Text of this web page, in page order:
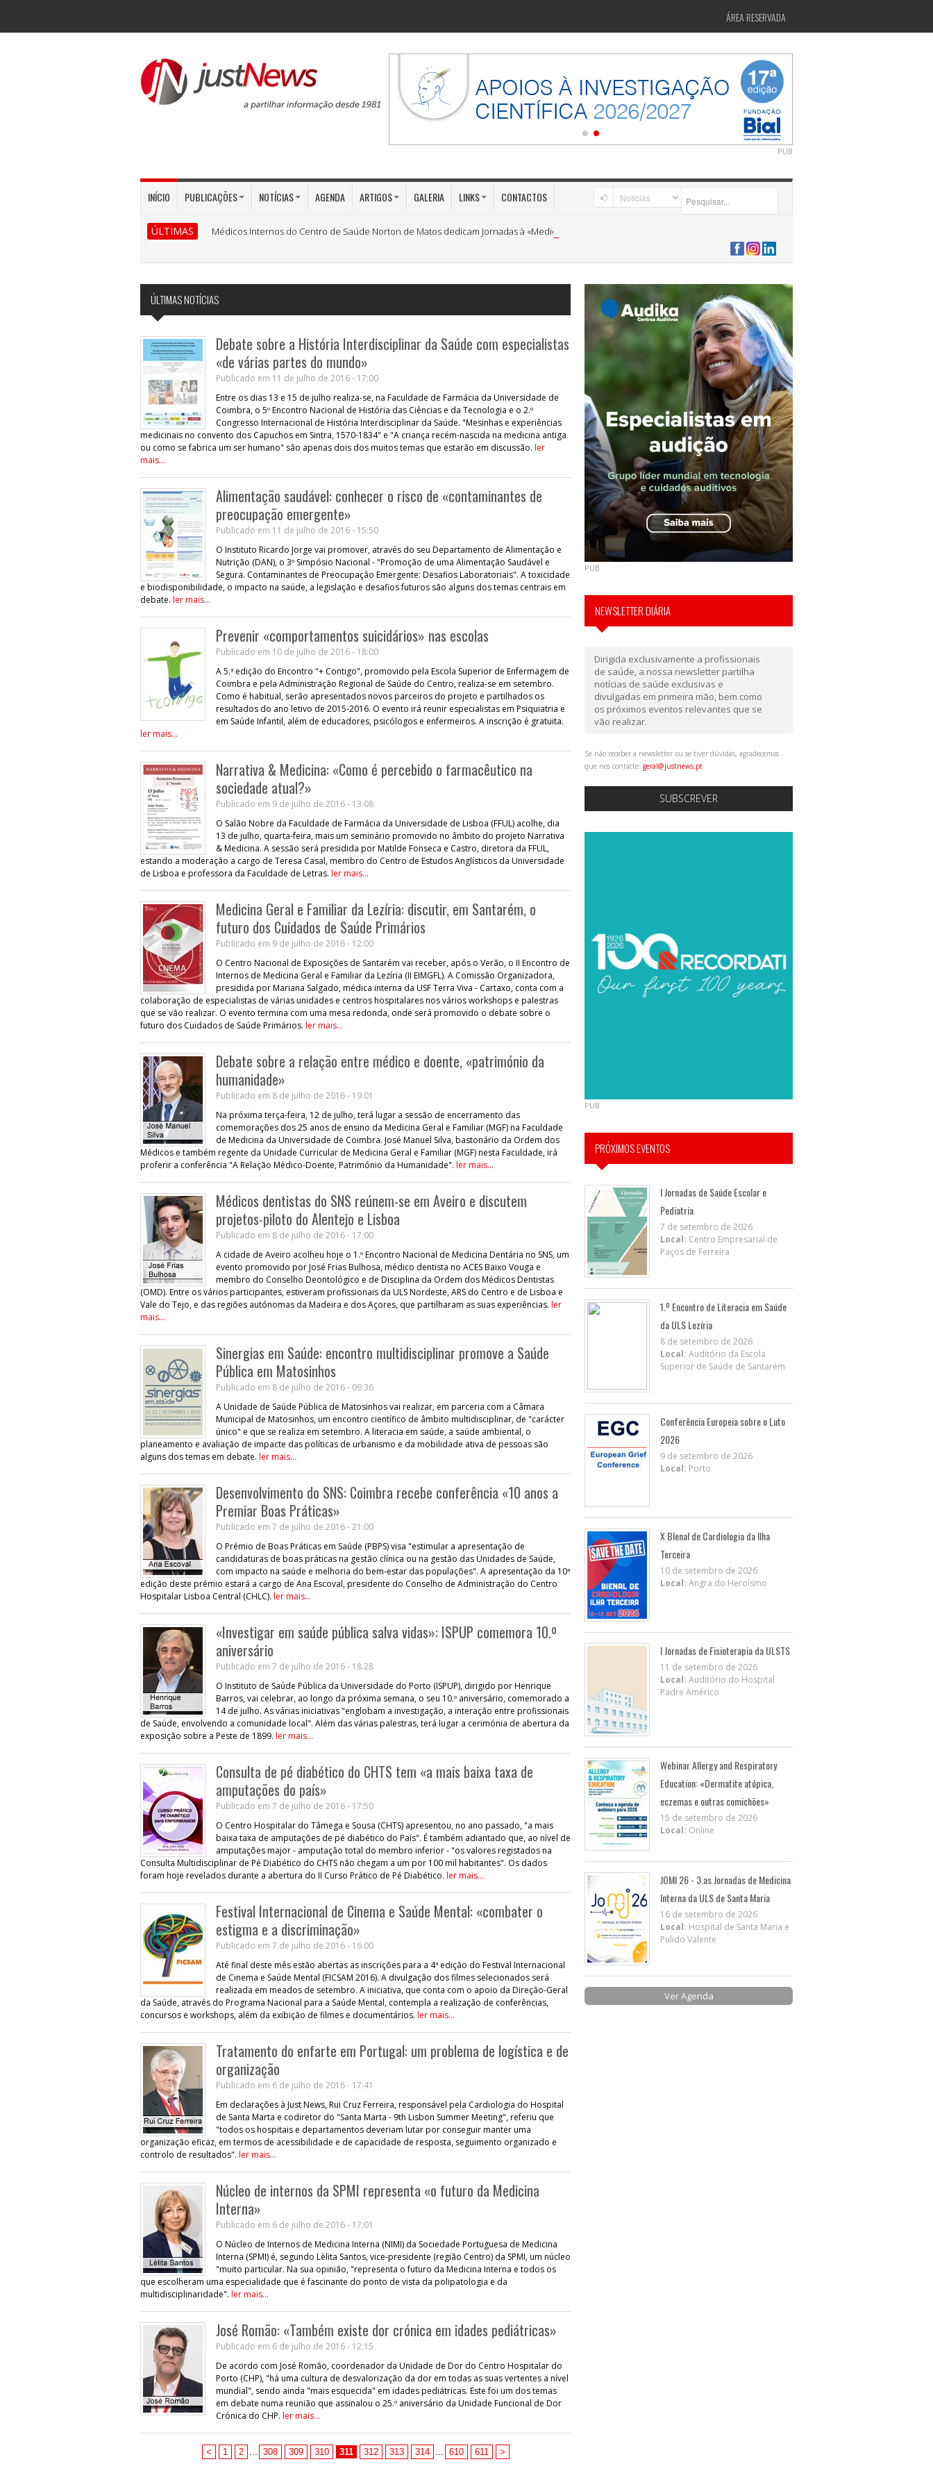
ÁREA RESERVADA
PUB
INÍCIO PUBLICAÇÕES NOTÍCIAS AGENDA ARTIGOS GALERIA LINKS CONTACTOS
ÚLTIMAS Médicos Internos do Centro de Saúde Norton de Matos dedicam Jornadas à «Medicina Preventiva»
ÚLTIMAS NOTÍCIAS
Debate sobre a História Interdisciplinar da Saúde com especialistas
«de várias partes do mundo»
Publicado em 11 de julho de 2016 - 17:00
Entre os dias 13 e 15 de julho realiza-se, na Faculdade de Farmácia da Universidade de
Coimbra, o 5º Encontro Nacional de História das Ciências e da Tecnologia e o 2.º
Congresso Internacional de História Interdisciplinar da Saúde. "Mesinhas e experiências
medicinais no convento dos Capuchos em Sintra, 1570-1834" e "A criança recém-nascida na medicina antiga
ou como se fabrica um ser humano" são apenas dois dos muitos temas que estarão em discussão. ler
mais...
Alimentação saudável: conhecer o risco de «contaminantes de
preocupação emergente»
Publicado em 11 de julho de 2016 - 15:50
O Instituto Ricardo Jorge vai promover, através do seu Departamento de Alimentação e
Nutrição (DAN), o 3º Simpósio Nacional - "Promoção de uma Alimentação Saudável e
Segura. Contaminantes de Preocupação Emergente: Desafios Laboratoriais". A toxicidade
e biodisponibilidade, o impacto na saúde, a legislação e desafios futuros são alguns dos temas centrais em
debate. ler mais...
Prevenir «comportamentos suicidários» nas escolas
Publicado em 10 de julho de 2016 - 18:00
A 5.ª edição do Encontro "+ Contigo", promovido pela Escola Superior de Enfermagem de
Coimbra e pela Administração Regional de Saúde do Centro, realiza-se em setembro.
Como é habitual, serão apresentados novos parceiros do projeto e partilhados os
resultados do ano letivo de 2015-2016. O evento irá reunir especialistas em Psiquiatria e
em Saúde Infantil, além de educadores, psicólogos e enfermeiros. A inscrição é gratuita.
ler mais...
Narrativa & Medicina: «Como é percebido o farmacêutico na
sociedade atual?»
Publicado em 9 de julho de 2016 - 13:08
O Salão Nobre da Faculdade de Farmácia da Universidade de Lisboa (FFUL) acolhe, dia
13 de julho, quarta-feira, mais um seminário promovido no âmbito do projeto Narrativa
& Medicina. A sessão será presidida por Matilde Fonseca e Castro, diretora da FFUL,
estando a moderação a cargo de Teresa Casal, membro do Centro de Estudos Anglísticos da Universidade
de Lisboa e professora da Faculdade de Letras. ler mais...
Medicina Geral e Familiar da Lezíria: discutir, em Santarém, o
futuro dos Cuidados de Saúde Primários
Publicado em 9 de julho de 2016 - 12:00
O Centro Nacional de Exposições de Santarém vai receber, após o Verão, o II Encontro de
Internos de Medicina Geral e Familiar da Lezíria (II EIMGFL). A Comissão Organizadora,
presidida por Mariana Salgado, médica interna da USF Terra Viva - Cartaxo, conta com a
colaboração de especialistas de várias unidades e centros hospitalares nos vários workshops e palestras
que se vão realizar. O evento termina com uma mesa redonda, onde será promovido o debate sobre o
futuro dos Cuidados de Saúde Primários. ler mais...
Debate sobre a relação entre médico e doente, «património da
humanidade»
Publicado em 8 de julho de 2016 - 19:01
Na próxima terça-feira, 12 de julho, terá lugar a sessão de encerramento das
comemorações dos 25 anos de ensino da Medicina Geral e Familiar (MGF) na Faculdade
de Medicina da Universidade de Coimbra. José Manuel Silva, bastonário da Ordem dos
Médicos e também regente da Unidade Curricular de Medicina Geral e Familiar (MGF) nesta Faculdade, irá
proferir a conferência "A Relação Médico-Doente, Património da Humanidade". ler mais...
Médicos dentistas do SNS reúnem-se em Aveiro e discutem
projetos-piloto do Alentejo e Lisboa
Publicado em 8 de julho de 2016 - 17:00
A cidade de Aveiro acolheu hoje o 1.º Encontro Nacional de Medicina Dentária no SNS, um
evento promovido por José Frias Bulhosa, médico dentista no ACES Baixo Vouga e
membro do Conselho Deontológico e de Disciplina da Ordem dos Médicos Dentistas
(OMD). Entre os vários participantes, estiveram profissionais da ULS Nordeste, ARS do Centro e de Lisboa e
Vale do Tejo, e das regiões autónomas da Madeira e dos Açores, que partilharam as suas experiências. ler
mais...
Sinergias em Saúde: encontro multidisciplinar promove a Saúde
Pública em Matosinhos
Publicado em 8 de julho de 2016 - 09:36
A Unidade de Saúde Pública de Matosinhos vai realizar, em parceria com a Câmara
Municipal de Matosinhos, um encontro científico de âmbito multidisciplinar, de "carácter
único" e que se realiza em setembro. A literacia em saúde, a saúde ambiental, o
planeamento e avaliação de impacte das políticas de urbanismo e da mobilidade ativa de pessoas são
alguns dos temas em debate. ler mais...
Desenvolvimento do SNS: Coimbra recebe conferência «10 anos a
Premiar Boas Práticas»
Publicado em 7 de julho de 2016 - 21:00
O Prémio de Boas Práticas em Saúde (PBPS) visa "estimular a apresentação de
candidaturas de boas práticas na gestão clínica ou na gestão das Unidades de Saúde,
com impacto na saúde e melhoria do bem-estar das populações". A apresentação da 10ª
edição deste prémio estará a cargo de Ana Escoval, presidente do Conselho de Administração do Centro
Hospitalar Lisboa Central (CHLC). ler mais...
«Investigar em saúde pública salva vidas»: ISPUP comemora 10.º
aniversário
Publicado em 7 de julho de 2016 - 18:28
O Instituto de Saúde Pública da Universidade do Porto (ISPUP), dirigido por Henrique
Barros, vai celebrar, ao longo da próxima semana, o seu 10.º aniversário, comemorado a
14 de julho. As várias iniciativas "englobam a investigação, a interação entre profissionais
de Saúde, envolvendo a comunidade local". Além das várias palestras, terá lugar a cerimónia de abertura da
exposição sobre a Peste de 1899. ler mais...
Consulta de pé diabético do CHTS tem «a mais baixa taxa de
amputações do país»
Publicado em 7 de julho de 2016 - 17:50
O Centro Hospitalar do Tâmega e Sousa (CHTS) apresentou, no ano passado, "a mais
baixa taxa de amputações de pé diabético do País". É também adiantado que, ao nível de
amputações major - amputação total do membro inferior - "os valores registados na
Consulta Multidisciplinar de Pé Diabético do CHTS não chegam a um por 100 mil habitantes". Os dados
foram hoje revelados durante a abertura do II Curso Prático de Pé Diabético. ler mais...
Festival Internacional de Cinema e Saúde Mental: «combater o
estigma e a discriminação»
Publicado em 7 de julho de 2016 - 16:00
Até final deste mês estão abertas as inscrições para a 4ª edição do Festival Internacional
de Cinema e Saúde Mental (FICSAM 2016). A divulgação dos filmes selecionados será
realizada em meados de setembro. A iniciativa, que conta com o apoio da Direção-Geral
da Saúde, através do Programa Nacional para a Saúde Mental, contempla a realização de conferências,
concursos e workshops, além da exibição de filmes e documentários. ler mais...
Tratamento do enfarte em Portugal: um problema de logística e de
organização
Publicado em 6 de julho de 2016 - 17:41
Em declarações à Just News, Rui Cruz Ferreira, responsável pela Cardiologia do Hospital
de Santa Marta e codiretor do "Santa Marta - 9th Lisbon Summer Meeting", referiu que
"todos os hospitais e departamentos deveriam lutar por conseguir manter uma
organização eficaz, em termos de acessibilidade e de capacidade de resposta, seguimento organizado e
controlo de resultados". ler mais...
Núcleo de internos da SPMI representa «o futuro da Medicina
Interna»
Publicado em 6 de julho de 2016 - 17:01
O Núcleo de Internos de Medicina Interna (NIMI) da Sociedade Portuguesa de Medicina
Interna (SPMI) é, segundo Lèlita Santos, vice-presidente (região Centro) da SPMI, um núcleo
"muito particular. Na sua opinião, "representa o futuro da Medicina Interna e todos os
que escolheram uma especialidade que é fascinante do ponto de vista da polipatologia e da
multidisciplinaridade". ler mais...
José Romão: «Também existe dor crónica em idades pediátricas»
Publicado em 6 de julho de 2016 - 12:15
De acordo com José Romão, coordenador da Unidade de Dor do Centro Hospitalar do
Porto (CHP), "há uma cultura de desvalorização da dor em todas as suas vertentes a nível
mundial", sendo ainda "mais esquecida" em idades pediátricas. Este foi um dos temas
em debate numa reunião que assinalou o 25.º aniversário da Unidade Funcional de Dor
Crónica do CHP. ler mais...
< 1 2 308 309 310 311 312 313 314 610 611 >
PUB
NEWSLETTER DIÁRIA
Dirigida exclusivamente a profissionais
de saúde, a nossa newsletter partilha
notícias de saúde exclusivas e
divulgadas em primeira mão, bem como
os próximos eventos relevantes que se
vão realizar.
Se não receber a newsletter ou se tiver dúvidas, agradecemos
que nos contacte: geral@justnews.pt
SUBSCREVER
PUB
PRÓXIMOS EVENTOS
I Jornadas de Saúde Escolar e
Pediatria
7 de setembro de 2026
Local: Centro Empresarial de
Paços de Ferreira
1.º Encontro de Literacia em Saúde
da ULS Lezíria
8 de setembro de 2026
Local: Auditório da Escola
Superior de Saúde de Santarém
Conferência Europeia sobre o Luto
2026
9 de setembro de 2026
Local: Porto
X BIenal de Cardiologia da Ilha
Terceira
10 de setembro de 2026
Local: Angra do Heroísmo
I Jornadas de Fisioterapia da ULSTS
11 de setembro de 2026
Local: Auditório do Hospital
Padre Américo
Webinar Allergy and Respiratory
Education: «Dermatite atópica,
eczemas e outras comichões»
15 de setembro de 2026
Local: Online
JOMI 26 - 3.as Jornadas de Medicina
Interna da ULS de Santa Maria
16 de setembro de 2026
Local: Hospital de Santa Maria e
Pulido Valente
Ver Agenda